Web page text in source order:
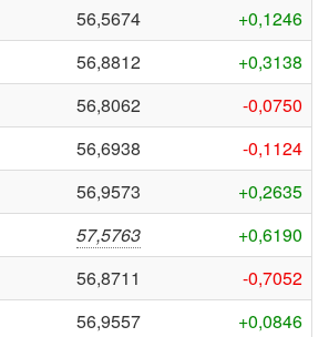
56,5674
+0,1246
56,8812
+0,3138
56,8062
-0,0750
56,6938
-0,1124
56,9573
+0,2635
57,5763
+0,6190
56,8711
-0,7052
56,9557
+0,0846